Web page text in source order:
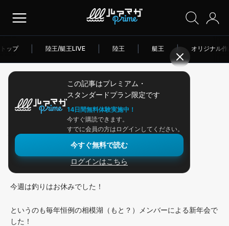
トップ 陸王/艇王LIVE 陸王 艇王 | オリジナル
この記事はプレミアム・
スタンダードプラン限定です
14日間無料体験実施中！
今すぐ購読できます。
すでに会員の方はログインしてください。
今すぐ無料で読む
ログインはこちら
アングラー連載
相模湖新年会！（課長会）
みなさんこんにちは、ミネムラです。
今週は釣りはお休みでした！
というのも毎年恒例の相模湖（もと？）メンバーによる新年会で
した！